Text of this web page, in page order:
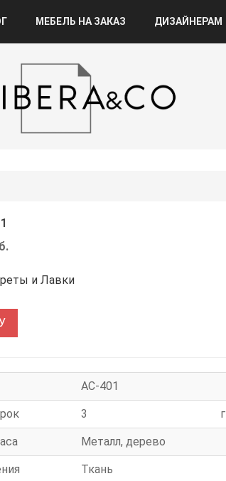
МЕБЕЛЬ НА ЗАКАЗ ДИЗАЙНЕРАМ
и Лавки
АС-401
3 г
Металл, дерево
Ткань